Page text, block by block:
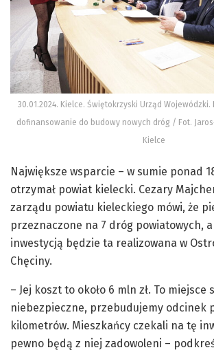
30.01.2024. Kielce. Świętokrzyski Urząd
dofinansowanie do budowy nowych dróg / Fot.
Kielce
Największe wsparcie – w sumie ponad
otrzymał powiat kielecki. Cezary
zarządu powiatu kieleckiego mówi, że
przeznaczone na 7 dróg powiatowych,
inwestycją będzie ta realizowana w
Chęciny.
– Jej koszt to około 6 mln zł. To miejsce
niebezpieczne, przebudujemy odcinek
kilometrów. Mieszkańcy czekali na tę
pewno będą z niej zadowoleni –